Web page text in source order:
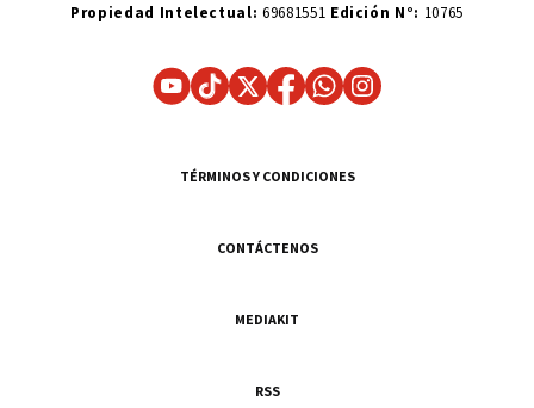
Propiedad Intelectual: 69681551 Edición N°: 10765
TÉRMINOS Y CONDICIONES
CONTÁCTENOS
MEDIAKIT
RSS